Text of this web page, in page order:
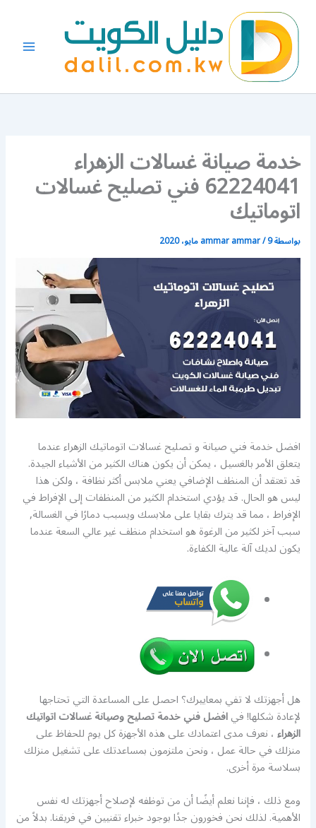
المحتوى
خدمة صيانة غسالات الزهراء
62224041 فني تصليح غسالات
اتوماتيك
بواسطة ammar ammar/9 مايو، 2020
افضل خدمة فني صيانة و تصليح غسالات اتوماتيك الزهراء عندما
يتعلق الأمر بالغسيل ، يمكن أن يكون هناك الكثير من الأشياء الجيدة.
قد تعتقد أن المنظف الإضافي يعني ملابس أكثر نظافة ، ولكن هذا
ليس هو الحال. قد يؤدي استخدام الكثير من المنظفات إلى الإفراط في
الإفراط ، مما قد يترك بقايا على ملابسك ويسبب دمارًا في الغسالة,
سبب آخر لكثير من الرغوة هو استخدام منظف غير عالي السعة عندما
يكون لديك آلة عالية الكفاءة.
هل أجهزتك لا تفي بمعاييرك؟ احصل على المساعدة التي تحتاجها
لإعادة شكلها! فيافضل فني خدمة تصليح وصيانة غسالات اتواتيك
الزهراء، نعرف مدى اعتمادك على هذه الأجهزة كل يوم للحفاظ على
منزلك في حالة عمل ، ونحن ملتزمون بمساعدتك على تشغيل منزلك
بسلاسة مرة أخرى.
ومع ذلك ، فإننا نعلم أيضًا أن من توظفه لإصلاح أجهزتك له نفس
الأهمية. لذلك نحن فخورون جدًا بوجود خبراء تقنيين في فريقنا. بدلاً من